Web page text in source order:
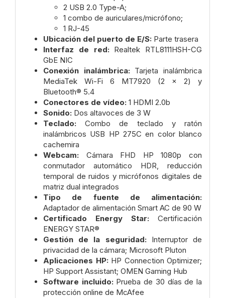
2 USB 2.0 Type-A;
1 combo de auriculares/micrófono;
1 RJ-45
Ubicación del puerto de E/S: Parte trasera
Interfaz de red:Realtek RTL8111HSH-CG
GbE NIC
Conexión inalámbrica:Tarjeta inalámbrica
MediaTek Wi-Fi 6 MT7920 (2 x 2) y
Bluetooth® 5.4
Conectores de vídeo: 1 HDMI 2.0b
Sonido: Dos altavoces de 3 W
Teclado: Combo de teclado y ratón
inalámbricos USB HP 275C en color blanco
cachemira
Webcam: Cámara FHD HP 1080p con
conmutador automático HDR, reducción
temporal de ruidos y micrófonos digitales de
matriz dual integrados
Tipo de fuente de alimentación:
Adaptador de alimentación Smart AC de 90 W
Certificado Energy Star: Certificación
ENERGY STAR®
Gestión de la seguridad:Interruptor de
privacidad de la cámara; Microsoft Pluton
Aplicaciones HP:HP Connection Optimizer;
HP Support Assistant; OMEN Gaming Hub
Software incluido:Prueba de 30 días de la
protección online de McAfee